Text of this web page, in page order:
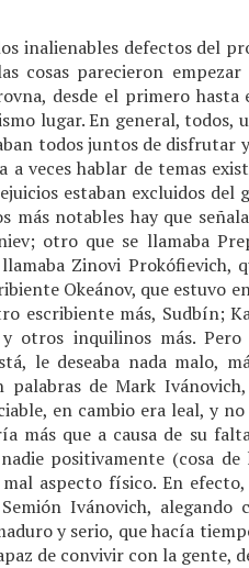
inalienables defectos del
cosas parecieron
desde el primero
lugar. En general,
todos juntos de disfrutar
a veces hablar de temas
estaban excluidos
más notables hay que
otro que se llamaba
Zinovi
Okeánov, que estuvo
escribiente más, Sudbín;
otros inquilinos más.
le deseaba nada malo,
palabras de Mark
en cambio era leal, y
más que a causa de su
positivamente (cosa
aspecto físico. En
Ivánovich,
y serio, que hacía
de convivir con la gente,